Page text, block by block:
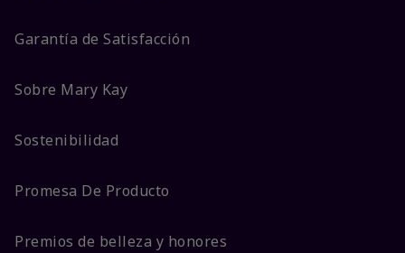
Garantía de Satisfacción
Sobre Mary Kay
Sostenibilidad
Promesa De Producto
Premios de belleza y honores